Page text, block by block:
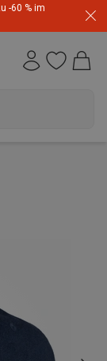
-60 % im